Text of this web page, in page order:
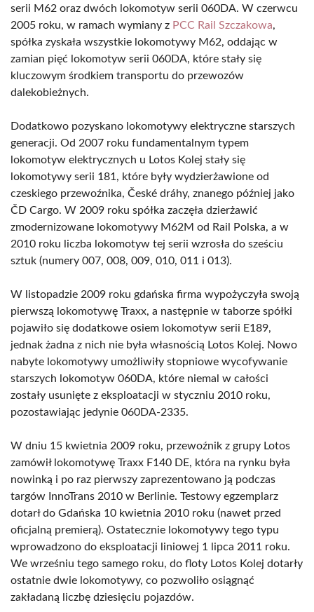
serii M62 oraz dwóch lokomotyw serii 060DA. W czerwcu
2005 roku, w ramach wymiany z PCC Rail Szczakowa,
spółka zyskała wszystkie lokomotywy M62, oddając w
zamian pięć lokomotyw serii 060DA, które stały się
kluczowym środkiem transportu do przewozów
dalekobieżnych.
Dodatkowo pozyskano lokomotywy elektryczne starszych
generacji. Od 2007 roku fundamentalnym typem
lokomotyw elektrycznych u Lotos Kolej stały się
lokomotywy serii 181, które były wydzierżawione od
czeskiego przewoźnika, České dráhy, znanego później jako
ČD Cargo. W 2009 roku spółka zaczęła dzierżawić
zmodernizowane lokomotywy M62M od Rail Polska, a w
2010 roku liczba lokomotyw tej serii wzrosła do sześciu
sztuk (numery 007, 008, 009, 010, 011 i 013).
W listopadzie 2009 roku gdańska firma wypożyczyła swoją
pierwszą lokomotywę Traxx, a następnie w taborze spółki
pojawiło się dodatkowe osiem lokomotyw serii E189,
jednak żadna z nich nie była własnością Lotos Kolej. Nowo
nabyte lokomotywy umożliwiły stopniowe wycofywanie
starszych lokomotyw 060DA, które niemal w całości
zostały usunięte z eksploatacji w styczniu 2010 roku,
pozostawiając jedynie 060DA-2335.
W dniu 15 kwietnia 2009 roku, przewoźnik z grupy Lotos
zamówił lokomotywę Traxx F140 DE, która na rynku była
nowinką i po raz pierwszy zaprezentowano ją podczas
targów InnoTrans 2010 w Berlinie. Testowy egzemplarz
dotarł do Gdańska 10 kwietnia 2010 roku (nawet przed
oficjalną premierą). Ostatecznie lokomotywy tego typu
wprowadzono do eksploatacji liniowej 1 lipca 2011 roku.
We wrześniu tego samego roku, do floty Lotos Kolej dotarły
ostatnie dwie lokomotywy, co pozwoliło osiągnąć
zakładaną liczbę dziesięciu pojazdów.